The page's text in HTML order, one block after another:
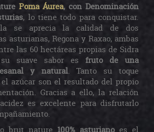
Poma Áurea, con Denominación
, lo tiene todo para conquistar.
se aprecia la calidad de dos
asturianas, Regona y Raxao, ambas
las 60 hectáreas propias de Sidra
suave sabor es fruto de una
y natural. Tanto su toque
azúcar son el resultado del propio
Gracias a ello, la relación
es excelente para disfrutarlo
brut nature 100% asturianoes el